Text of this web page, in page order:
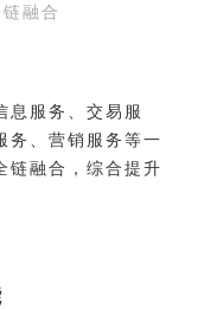
融合
息服务、交易服
务、营销服务等一
链融合，综合提升